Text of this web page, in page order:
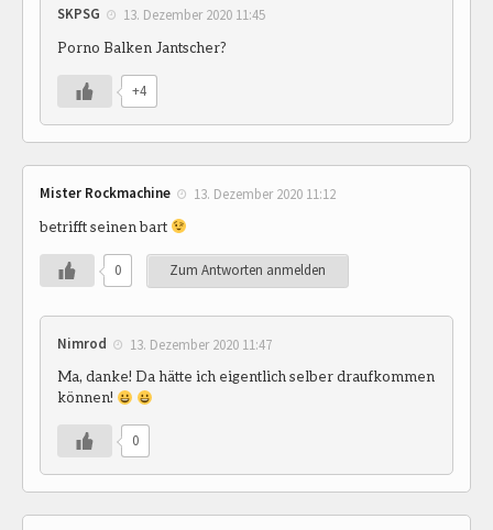
SKPSG 13. Dezember 2020 11:45
Porno Balken Jantscher?
+4
Mister Rockmachine 13. Dezember 2020 11:12
betrifft seinen bart
0 Zum Antworten anmelden
Nimrod 13. Dezember 2020 11:47
Ma, danke! Da hätte ich eigentlich selber draufkommen
können!
0